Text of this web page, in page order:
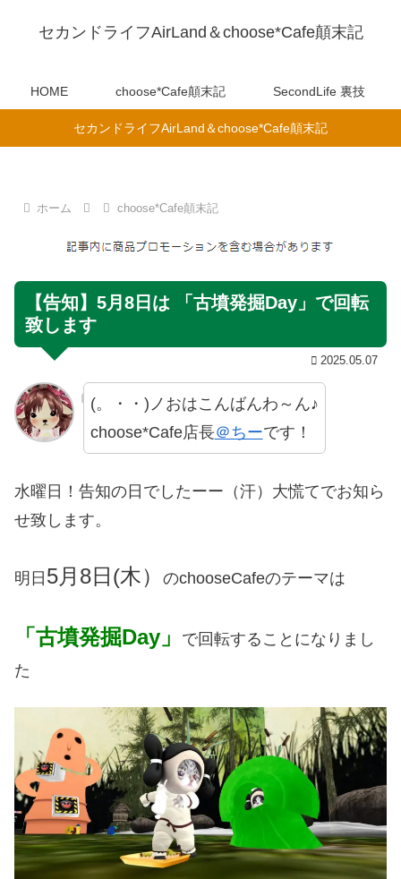
セカンドライフAirLand＆choose*Cafe顛末記
HOME choose*Cafe顛末記 SecondLife 裏技
セカンドライフAirLand＆choose*Cafe顛末記
ホーム choose*Cafe顛末記
【告知】5月8日は 「古墳発掘Day」で回転
致します
2025.05.07
(。・・)ノおはこんばんわ～ん♪
choose*Cafe店長＠ちーです！
水曜日！告知の日でしたーー（汗）大慌てでお知ら
せ致します。
明日 5月8日(木） のchooseCafeのテーマは
「古墳発掘Day」
で回転することになりまし
た